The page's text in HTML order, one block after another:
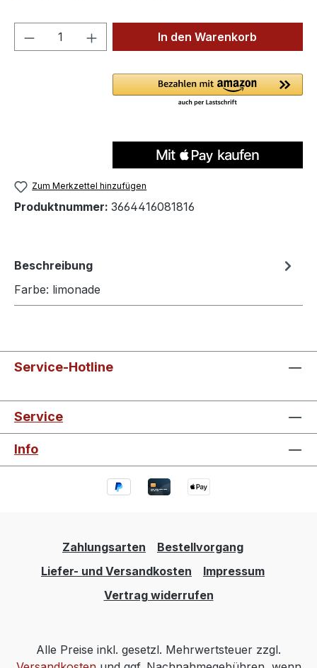
Produkt Anzahl: Gib denIn den Warenkorb
Zum Merkzettel hinzufügen
Produktnummer: 3664416081816
Beschreibung
Farbe: limonade
Service-Hotline
Service
Info
Zahlungsarten
Bestellvorgang
Liefer- und Versandkosten
Impressum
Vertrag widerrufen
Alle Preise inkl. gesetzl. Mehrwertsteuer zzgl.